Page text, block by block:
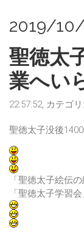
2019/
聖徳太
業へい
22:57:52, カテゴリ:
聖徳太子没後
「聖徳太子絵伝
「聖徳太子学習